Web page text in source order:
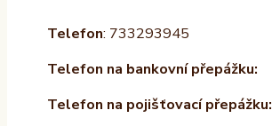
Telefon: 733293945
Telefon na bankovní přepážku:
Telefon na pojišťovací přepážku: